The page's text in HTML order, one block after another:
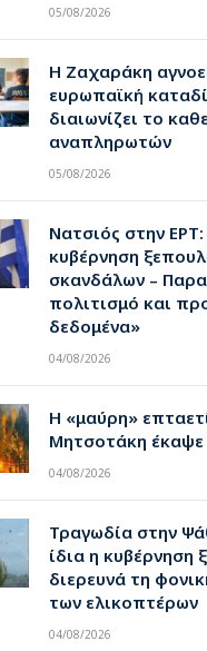
05/08/2026
Η Ζαχαράκη
ευρωπαϊκή
διαιωνίζει το
αναπληρωτών
05/08/2026
Νατσιός στην
κυβέρνηση
σκανδάλων –
πολιτισμό και
δεδομένα»
04/08/2026
Η «μαύρη»
Μητσοτάκη έκαψε
04/08/2026
Τραγωδία στην
ίδια η κυβέρνηση
διερευνά τη
των ελικοπτέρων
04/08/2026